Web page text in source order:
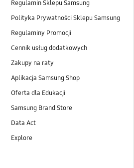
Regulamin Sklepu Samsung
Polityka Prywatności Sklepu Samsung
Regulaminy Promocji
Cennik usług dodatkowych
Zakupy na raty
Aplikacja Samsung Shop
Oferta dla Edukacji
Samsung Brand Store
Data Act
Explore